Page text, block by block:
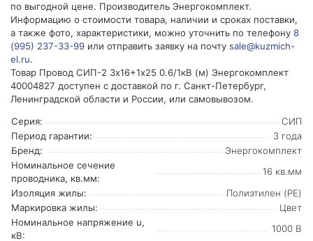
по выгодной цене. Производитель Энергокомплект.
Информацию о стоимости товара, наличии и сроках поставки,
а также фото, характеристики, можно уточнить по телефону 8
(995) 237-33-99 или отправить заявку на почту sale@kuzmich-
el.ru.
Товар Провод СИП-2 3х16+1х25 0.6/1кВ (м) Энергокомплект
40004827 доступен с доставкой по г. Санкт-Петербург,
Ленинградской области и России, или самовывозом.
Серия:
СИП
Период гарантии:
3 года
Бренд:
Энергокомплект
Номинальное сечение
проводника, кв.мм:
16 кв.мм
Изоляция жилы:
Полиэтилен (PE)
Маркировка жилы:
Цвет
Номинальное напряжение u,
кВ:
1000 В